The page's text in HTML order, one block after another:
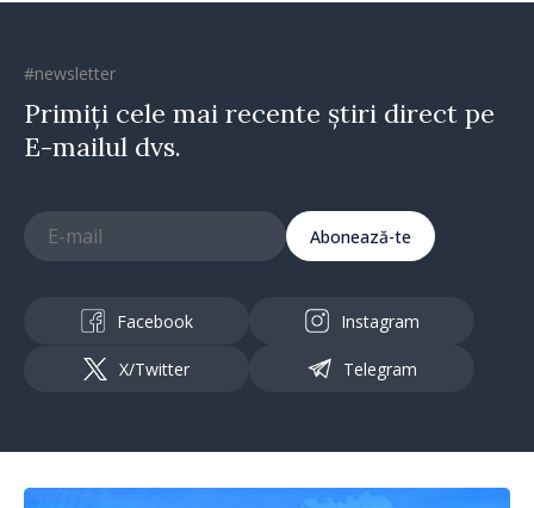
#newsletter
Primiți cele mai recente știri direct pe
E-mailul dvs.
Abonează-te
Facebook Instagram
X/Twitter Telegram